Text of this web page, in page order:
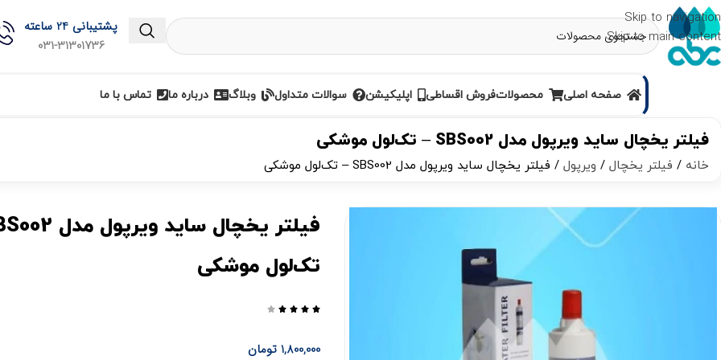
Skip to navigation
Skip to main content
پشتیبانی 24 ساعته
031-31301736
صفحه اصلی محصولاتفروش اقساطی اپلیکیشن سوالات متداول وبلاگ درباره ما تماس با ما
فیلتر یخچال ساید ویرپول مدل SBS002 – تک‌لول موشکی
خانه فیلتر یخچال ویرپول فیلتر یخچال ساید ویرپول مدل SBS002 – تک‌لول موشکی
تک‌لول موشکی





1,800,000 تومان